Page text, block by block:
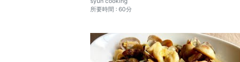
所要時間 : 60分